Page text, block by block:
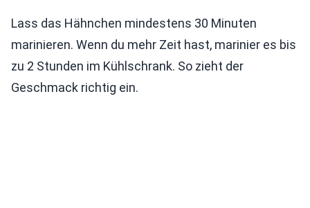
Lass das Hähnchen mindestens 30 Minuten
marinieren. Wenn du mehr Zeit hast, marinier es bis
zu 2 Stunden im Kühlschrank. So zieht der
Geschmack richtig ein.